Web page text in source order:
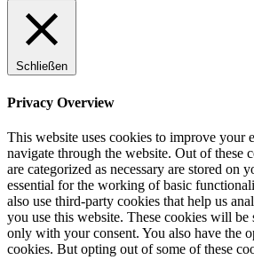
Schließen
Privacy Overview
This website uses cookies to improve your
navigate through the website. Out of these
are categorized as necessary are stored on
essential for the working of basic
also use third-party cookies that help us
you use this website. These cookies will
only with your consent. You also have the
cookies. But opting out of some of these